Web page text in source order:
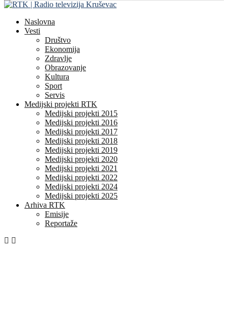
Naslovna
Vesti
Društvo
Ekonomija
Zdravlje
Obrazovanje
Kultura
Sport
Servis
Medijski projekti RTK
Medijski projekti 2015
Medijski projekti 2016
Medijski projekti 2017
Medijski projekti 2018
Medijski projekti 2019
Medijski projekti 2020
Medijski projekti 2021
Medijski projekti 2022
Medijski projekti 2024
Medijski projekti 2025
Arhiva RTK
Emisije
Reportaže